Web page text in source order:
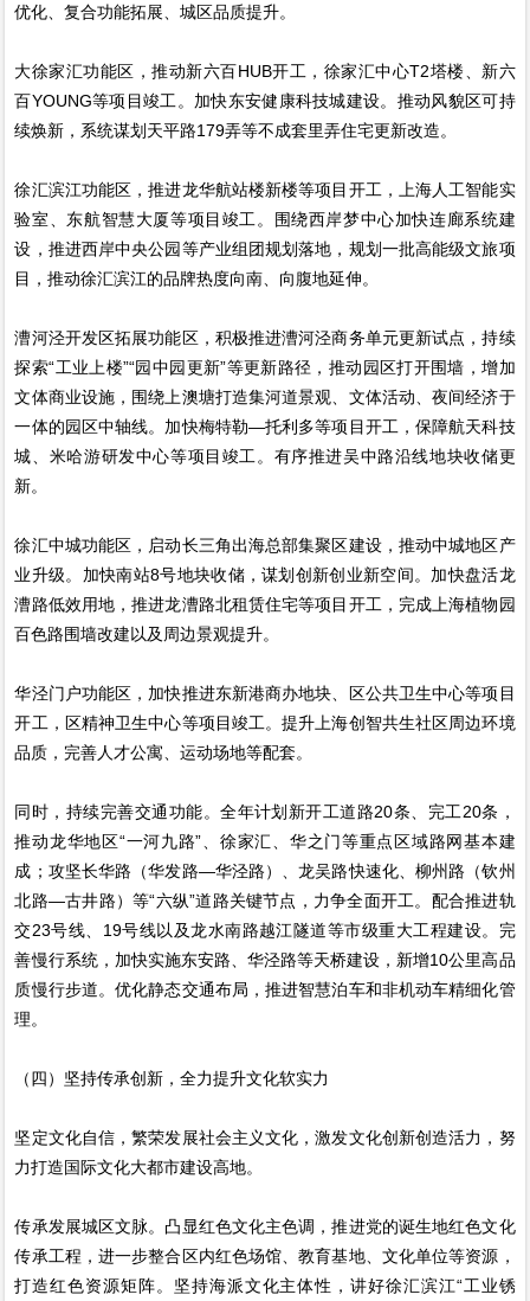
优化、复合功能拓展、城区品质提升。
大徐家汇功能区，推动新六百HUB开工，徐家汇中心T2塔楼、新六
百YOUNG等项目竣工。加快东安健康科技城建设。推动风貌区可持
续焕新，系统谋划天平路179弄等不成套里弄住宅更新改造。
徐汇滨江功能区，推进龙华航站楼新楼等项目开工，上海人工智能实
验室、东航智慧大厦等项目竣工。围绕西岸梦中心加快连廊系统建
设，推进西岸中央公园等产业组团规划落地，规划一批高能级文旅项
目，推动徐汇滨江的品牌热度向南、向腹地延伸。
漕河泾开发区拓展功能区，积极推进漕河泾商务单元更新试点，持续
探索“工业上楼”“园中园更新”等更新路径，推动园区打开围墙，增加
文体商业设施，围绕上澳塘打造集河道景观、文体活动、夜间经济于
一体的园区中轴线。加快梅特勒—托利多等项目开工，保障航天科技
城、米哈游研发中心等项目竣工。有序推进吴中路沿线地块收储更
新。
徐汇中城功能区，启动长三角出海总部集聚区建设，推动中城地区产
业升级。加快南站8号地块收储，谋划创新创业新空间。加快盘活龙
漕路低效用地，推进龙漕路北租赁住宅等项目开工，完成上海植物园
百色路围墙改建以及周边景观提升。
华泾门户功能区，加快推进东新港商办地块、区公共卫生中心等项目
开工，区精神卫生中心等项目竣工。提升上海创智共生社区周边环境
品质，完善人才公寓、运动场地等配套。
同时，持续完善交通功能。全年计划新开工道路20条、完工20条，
推动龙华地区“一河九路”、徐家汇、华之门等重点区域路网基本建
成；攻坚长华路（华发路—华泾路）、龙吴路快速化、柳州路（钦州
北路—古井路）等“六纵”道路关键节点，力争全面开工。配合推进轨
交23号线、19号线以及龙水南路越江隧道等市级重大工程建设。完
善慢行系统，加快实施东安路、华泾路等天桥建设，新增10公里高品
质慢行步道。优化静态交通布局，推进智慧泊车和非机动车精细化管
理。
（四）坚持传承创新，全力提升文化软实力
坚定文化自信，繁荣发展社会主义文化，激发文化创新创造活力，努
力打造国际文化大都市建设高地。
传承发展城区文脉。凸显红色文化主色调，推进党的诞生地红色文化
传承工程，进一步整合区内红色场馆、教育基地、文化单位等资源，
打造红色资源矩阵。坚持海派文化主体性，讲好徐汇滨江“工业锈